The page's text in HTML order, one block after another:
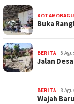
KOTAMOBAGU
Buka
BERITA 8
Jalan
BERITA 8
Wajah